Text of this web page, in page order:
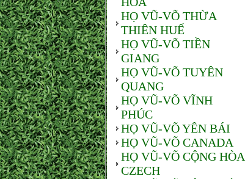
HỌ VŨ-VÕ THỪA
THIÊN HUẾ
HỌ VŨ-VÕ TIỀN
GIANG
HỌ VŨ-VÕ TUYÊN
QUANG
HỌ VŨ-VÕ VĨNH
PHÚC
HỌ VŨ-VÕ YÊN BÁI
HỌ VŨ-VÕ CANADA
HỌ VŨ-VÕ CỘNG HÒA
CZECH